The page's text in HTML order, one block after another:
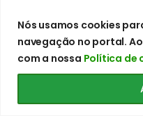
Nós usamos cookies
navegação no portal.
com a nossa Política de